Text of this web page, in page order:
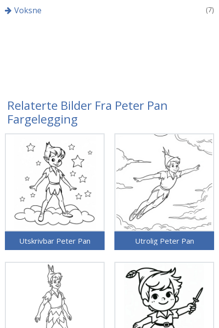
Voksne (7)
Relaterte Bilder Fra Peter Pan
Fargelegging
Utskrivbar Peter Pan Utrolig Peter Pan